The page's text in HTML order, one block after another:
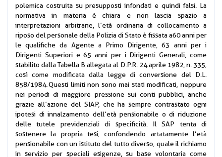
polemica costruita su presupposti infondati e quindi falsi. La
normativa in materia è chiara e non lascia spazio a
interpretazioni arbitrarie, l’età ordinaria di collocamento a
riposo del personale della Polizia di Stato è fissata a 60 anni per
le qualifiche da Agente a Primo Dirigente, 63 anni per i
Dirigenti Superiori e 65 anni per i Dirigenti Generali, come
stabilito dalla Tabella B allegata al D.P.R. 24 aprile 1982, n. 335,
così come modificata dalla legge di conversione del D.L.
858/1984. Questi limiti non sono mai stati modificati, neppure
nei periodi di maggiore pressione sui conti pubblici, anche
grazie all’azione del SIAP, che ha sempre contrastato ogni
ipotesi di innalzamento dell’età pensionabile o di riduzione
delle tutele previdenziali di specificità. Il SAP tenta di
sostenere la propria tesi, confondendo artatamente l’età
pensionabile con un istituto del tutto diverso, quale il richiamo
in servizio per speciali esigenze, su base volontaria come